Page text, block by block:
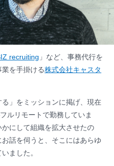
recruiting 」など、事務代行を
を手掛ける株式会社キャスタ
る」をミッションに掲げ、現在
ルリモートで勤務していま
にして組織を拡大させたの
話を伺うと、そこにはあらゆ
ました。